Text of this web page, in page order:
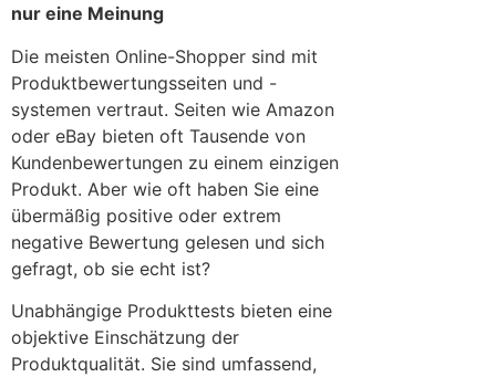
nur eine Meinung
Die meisten Online-Shopper sind mit
Produktbewertungsseiten und -
systemen vertraut. Seiten wie Amazon
oder eBay bieten oft Tausende von
Kundenbewertungen zu einem einzigen
Produkt. Aber wie oft haben Sie eine
übermäßig positive oder extrem
negative Bewertung gelesen und sich
gefragt, ob sie echt ist?
Unabhängige Produkttests bieten eine
objektive Einschätzung der
Produktqualität. Sie sind umfassend,